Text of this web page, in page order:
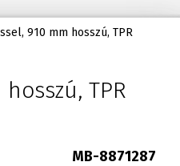
910 mm hosszú, TPR
TPR
MB-8871287